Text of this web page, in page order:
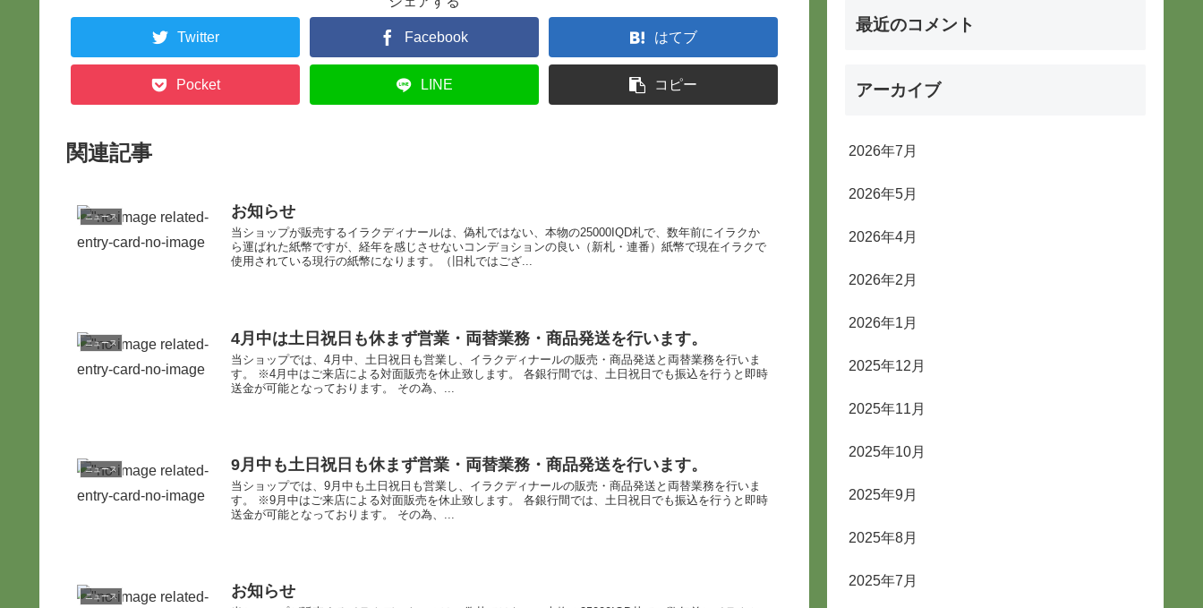
Twitter Facebook はてブ
Pocket LINE コピー
関連記事
ニュース お知らせ
当ショップが販売するイラクディナールは、偽札ではない、本物の25000IQD札で、数年前にイラクか
ら運ばれた紙幣ですが、経年を感じさせないコンデョションの良い（新札・連番）紙幣で現在イラクで
使用されている現行の紙幣になります。（旧札ではござ...
ニュース 4月中は土日祝日も休まず営業・両替業務・商品発送を行います。
当ショップでは、4月中、土日祝日も営業し、イラクディナールの販売・商品発送と両替業務を行いま
す。 ※4月中はご来店による対面販売を休止致します。 各銀行間では、土日祝日でも振込を行うと即時
送金が可能となっております。 その為、...
ニュース 9月中も土日祝日も休まず営業・両替業務・商品発送を行います。
当ショップでは、9月中も土日祝日も営業し、イラクディナールの販売・商品発送と両替業務を行いま
す。 ※9月中はご来店による対面販売を休止致します。 各銀行間では、土日祝日でも振込を行うと即時
送金が可能となっております。 その為、...
ニュース お知らせ
最近のコメント
アーカイブ
2026年7月
2026年5月
2026年4月
2026年2月
2026年1月
2025年12月
2025年11月
2025年10月
2025年9月
2025年8月
2025年7月